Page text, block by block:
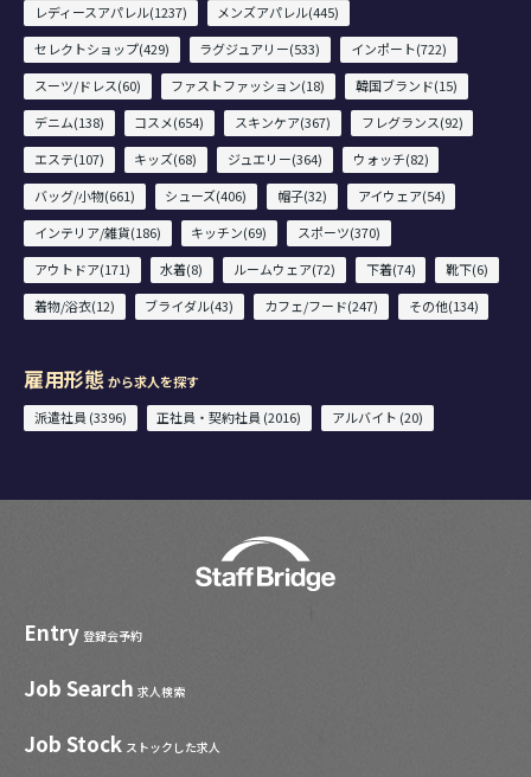
レディースアパレル(1237)
メンズアパレル(445)
セレクトショップ(429)
ラグジュアリー(533)
インポート(722)
スーツ/ドレス(60)
ファストファッション(18)
韓国ブランド(15)
デニム(138)
コスメ(654) スキンケア(367)
フレグランス(92)
エステ(107)
キッズ(68) ジュエリー(364)
ウォッチ(82)
バッグ/小物(661)
シューズ(406) 帽子(32)
アイウェア(54)
インテリア/雑貨(186)
キッチン(69)
スポーツ(370)
アウトドア(171)
水着(8) ルームウェア(72) 下着(74)
靴下(6)
着物/浴衣(12)
ブライダル(43) カフェ/フード(247) その他(134)
雇用形態 から求人を探す
派遣社員 (3396)
正社員・契約社員 (2016) アルバイト (20)
Entry 登録会予約
Job Search 求人検索
Job Stock ストックした求人